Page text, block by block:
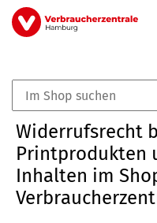
Direkt
zum
Widerrufsrecht
Printprodukten
Inhalten im